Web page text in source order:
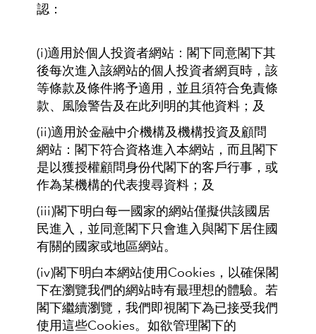
認：
(i)適用於個人投資者網站：閣下同意閣下其
後每次進入該網站的個人投資者網頁時，該
等條款及條件將予適用，並且須符合免責條
款、風險警告及在此列明的其他資料；及
(ii)適用於金融中介機構及機構投資及顧問
網站：閣下符合資格進入本網站，而且閣下
是以獲授權顧問身份代閣下的客戶行事，或
作為某機構的代表搜尋資料；及
(iii)閣下明白每一國家的網站僅擬供該國居
民進入，並同意閣下只會進入與閣下居住國
有關的國家或地區網站。
(iv)閣下明白本網站使用Cookies，以確保閣
下在瀏覽我們的網站時有最理想的體驗。若
閣下繼續瀏覽，我們即視閣下為已接受我們
使用這些Cookies。如欲管理閣下的